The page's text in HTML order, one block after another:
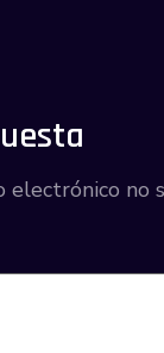
electrónico no